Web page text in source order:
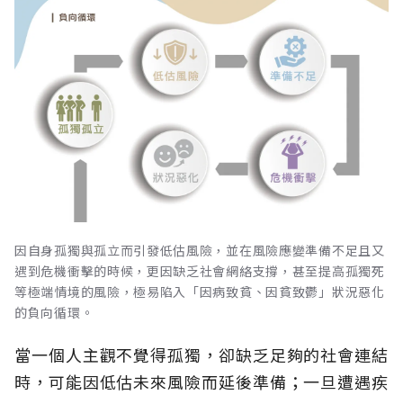
因自身孤獨與孤立而引發低估風險，並在風險應變準備不足且又
遇到危機衝擊的時候，更因缺乏社會網絡支撐，甚至提高孤獨死
等極端情境的風險，極易陷入「因病致貧、因貧致鬱」狀況惡化
的負向循環。
當一個人主觀不覺得孤獨，卻缺乏足夠的社會連結
時，可能因低估未來風險而延後準備；一旦遭遇疾